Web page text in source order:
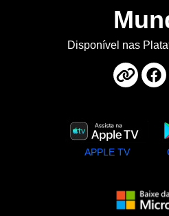
Disponível nas
APPLE TV